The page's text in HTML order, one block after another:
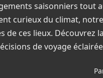
saisonniers tout
curieux du climat,
ces lieux. Découvrez
de voyage